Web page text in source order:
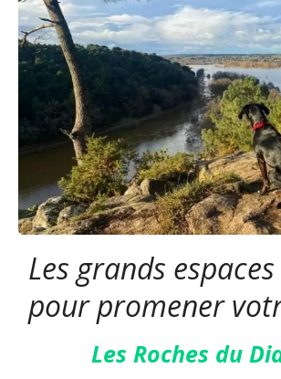
Les grands
pour promener
Les Roches du